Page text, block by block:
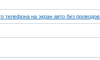
телефона на экран авто без проводов.